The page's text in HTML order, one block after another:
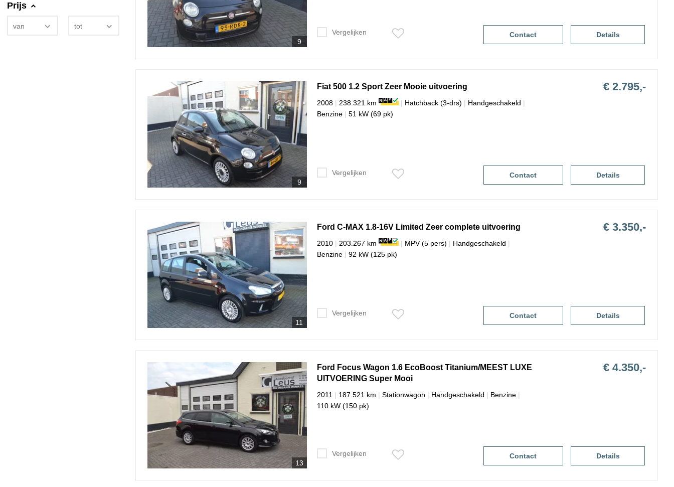
Prijs
van tot
9
Vergelijken Details
Contact
9
Fiat 500 1.2 Sport Zeer Mooie uitvoering
2008| 238.321 km | Hatchback (3-drs) | Handgeschakeld |
Benzine| 51 kW (69 pk)
€ 2.795,-
Vergelijken Details
Contact
11
Ford C-MAX 1.8-16V Limited Zeer complete uitvoering
2010| 203.267 km | MPV (5 pers) | Handgeschakeld |
Benzine| 92 kW (125 pk)
€ 3.350,-
Vergelijken Details
Contact
13
Ford Focus Wagon 1.6 EcoBoost Titanium/MEEST LUXE
UITVOERING Super Mooi
2011 | 187.521 km | Stationwagon | Handgeschakeld | Benzine|
110 kW (150 pk)
€ 4.350,-
Vergelijken Details
Contact